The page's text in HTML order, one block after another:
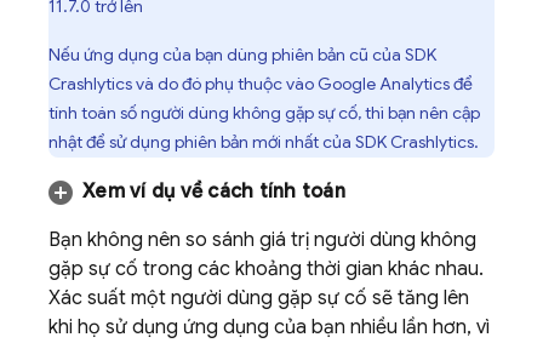
11.7.0 trở lên
Nếu ứng dụng của bạn dùng phiên bản cũ của SDK
Crashlyticsvà do đó phụ thuộc vào Google Analyticsđể
tính toán số người dùng không gặp sự cố, thì bạn nên cập
nhật để sử dụng phiên bản mới nhất của SDK Crashlytics.
Xem ví dụ về cách tính toán
Bạn không nên so sánh giá trị người dùng không
gặp sự cố trong các khoảng thời gian khác nhau.
Xác suất một người dùng gặp sự cố sẽ tăng lên
khi họ sử dụng ứng dụng của bạn nhiều lần hơn, vì